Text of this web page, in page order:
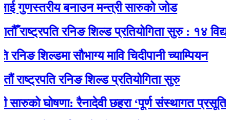
बनाउन मन्त्री सारुको जोड
रनिङ शिल्ड प्रतियोगिता सुरु : १४
शिल्डमा सौभाग्य मावि चिदीपानी च्याम्पियन
रनिङ शिल्ड प्रतियोगिता सुरु
घोषणा: रैनादेवी छहरा ‘पूर्ण संस्थागत प्रसूति